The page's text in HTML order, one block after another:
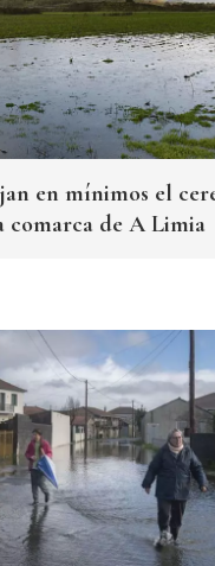
en mínimos el
comarca de A Limia